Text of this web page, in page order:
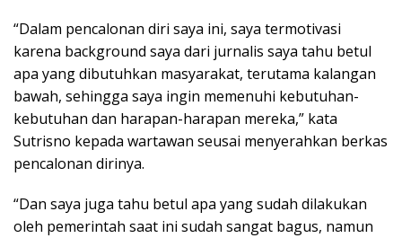
“Dalam pencalonan diri saya ini, saya termotivasi
karena background saya dari jurnalis saya tahu betul
apa yang dibutuhkan masyarakat, terutama kalangan
bawah, sehingga saya ingin memenuhi kebutuhan-
kebutuhan dan harapan-harapan mereka,” kata
Sutrisno kepada wartawan seusai menyerahkan berkas
pencalonan dirinya.
“Dan saya juga tahu betul apa yang sudah dilakukan
oleh pemerintah saat ini sudah sangat bagus, namun